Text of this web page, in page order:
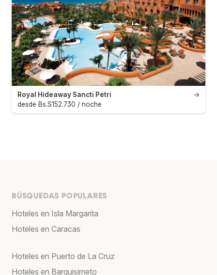
→
Royal Hideaway Sancti Petri
desde Bs.S152.730 / noche
BÚSQUEDAS POPULARES
Hoteles en Isla Margarita
Hoteles en Caracas
Hoteles en Puerto de La Cruz
Hoteles en Barquisimeto